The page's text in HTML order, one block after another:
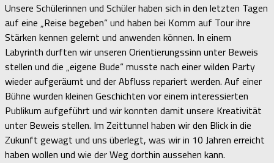
Unsere Schülerinnen und Schüler haben sich in den letzten Tagen
auf eine „Reise begeben“ und haben bei Komm auf Tour ihre
Stärken kennen gelernt und anwenden können. In einem
Labyrinth durften wir unseren Orientierungssinn unter Beweis
stellen und die „eigene Bude“ musste nach einer wilden Party
wieder aufgeräumt und der Abfluss repariert werden. Auf einer
Bühne wurden kleinen Geschichten vor einem interessierten
Publikum aufgeführt und wir konnten damit unsere Kreativität
unter Beweis stellen. Im Zeittunnel haben wir den Blick in die
Zukunft gewagt und uns überlegt, was wir in 10 Jahren erreicht
haben wollen und wie der Weg dorthin aussehen kann.